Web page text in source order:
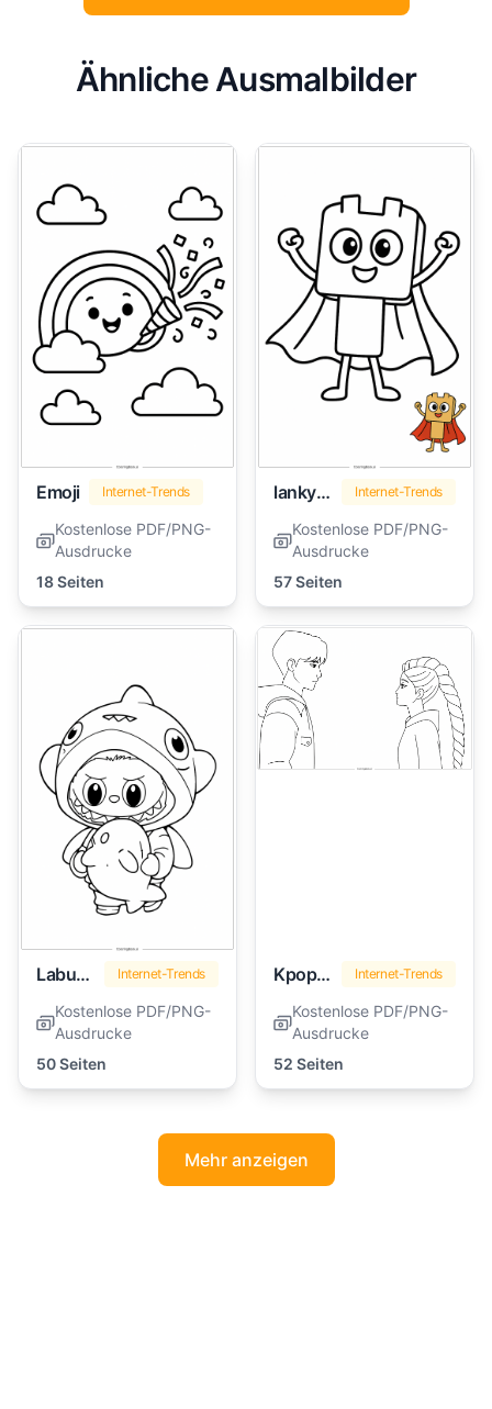
Ähnliche Ausmalbilder
Emoji Internet-Trends
Kostenlose PDF/PNG-
Ausdrucke
18 Seiten
lankybox Internet-Trends
Kostenlose PDF/PNG-
Ausdrucke
57 Seiten
Labubu Internet-Trends
Kostenlose PDF/PNG-
Ausdrucke
50 Seiten
Kpop Dämonenjäger Internet-Trends
Kostenlose PDF/PNG-
Ausdrucke
52 Seiten
Mehr anzeigen